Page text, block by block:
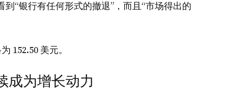
“银行有任何形式的撤退”，而且“市场得出的
152.50 美元。
成为增长动力